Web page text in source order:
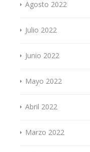
Agosto 2022
Julio 2022
Junio 2022
Mayo 2022
Abril 2022
Marzo 2022